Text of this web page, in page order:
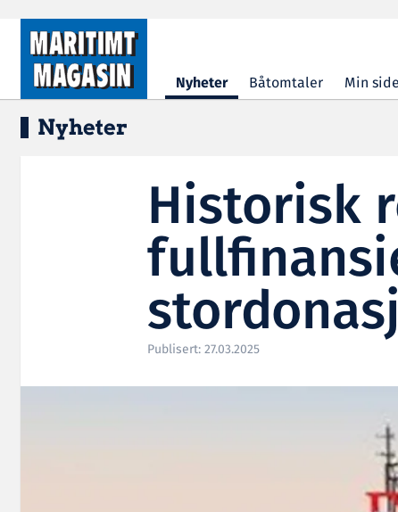
Hopp til hovedinnhold
Nyheter Båtomtaler Min side
Nyheter
Historisk
Publisert: 27.03.2025